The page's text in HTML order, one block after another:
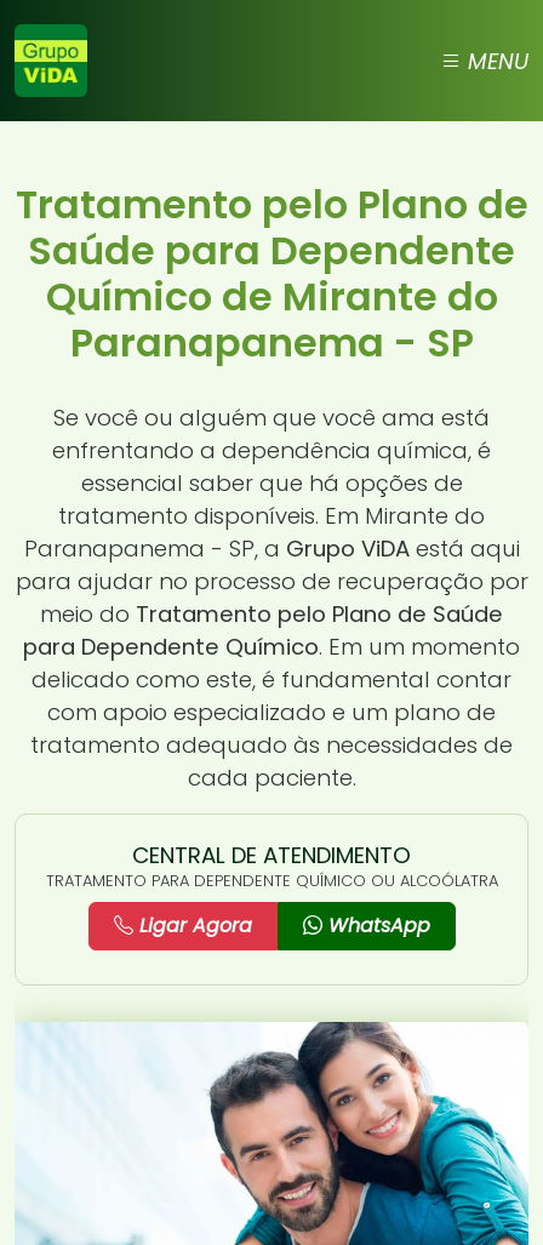
MENU
Tratamento pelo Plano de
Saúde para Dependente
Químico de Mirante do
Paranapanema - SP
Se você ou alguém que você ama está
enfrentando a dependência química, é
essencial saber que há opções de
tratamento disponíveis. Em Mirante do
Paranapanema - SP, a Grupo ViDAestá aqui
para ajudar no processo de recuperação por
meio do Tratamento pelo Plano de Saúde
para Dependente Químico. Em um momento
delicado como este, é fundamental contar
com apoio especializado e um plano de
tratamento adequado às necessidades de
cada paciente.
CENTRAL DE ATENDIMENTO
TRATAMENTO PARA DEPENDENTE QUÍMICO OU ALCOÓLATRA
Ligar Agora WhatsApp